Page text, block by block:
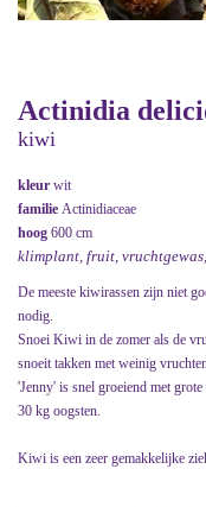
Actinidia
kiwi
kleur wit
familie Actinidiaceae
hoog 600 cm
klimplant, fruit,
De meeste kiwirassen zijn niet
nodig.
Snoei Kiwi in de zomer als de
snoeit takken met weinig
'Jenny' is snel groeiend met
30 kg oogsten.
Kiwi is een zeer gemakkelijke